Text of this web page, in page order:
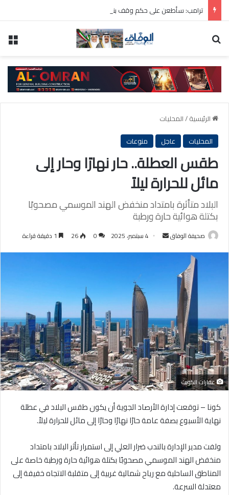
ترامب: سأطعن على حكم وقف بناء قاعة الاحتفالات بالبيت الأبيض
الرئيسية/المحليات
المحليات
عاجل منوعات
طقس العطلة.. حار نهارًا وحار إلى
مائل للحرارة ليلاً
البلاد متأثرة بامتداد منخفض الهند الموسمي مصحوبًا
بكتلة هوائية حارة ورطبة
صحيفة الوفاق
أرسل 4 سبتمبر، 2025 0
26
عقارات الكويت
كونا – توقعت إدارة الأرصاد الجوية أن يكون طقس البلاد في عطلة
نهاية الأسبوع بصفة عامة حارًا نهارًا وحارًا إلى مائل للحرارة ليلاً.
ولفت مدير الإدارة بالندب ضرار العلي إلى استمرار تأثر البلاد بامتداد
منخفض الهند الموسمي مصحوبًا بكتلة هوائية حارة ورطبة خاصة على
المناطق الساحلية مع رياح شمالية غربية إلى متقلبة الاتجاه خفيفة إلى
معتدلة السرعة.